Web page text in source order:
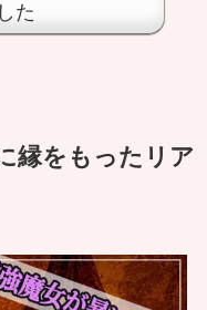
た
縁をもったリア